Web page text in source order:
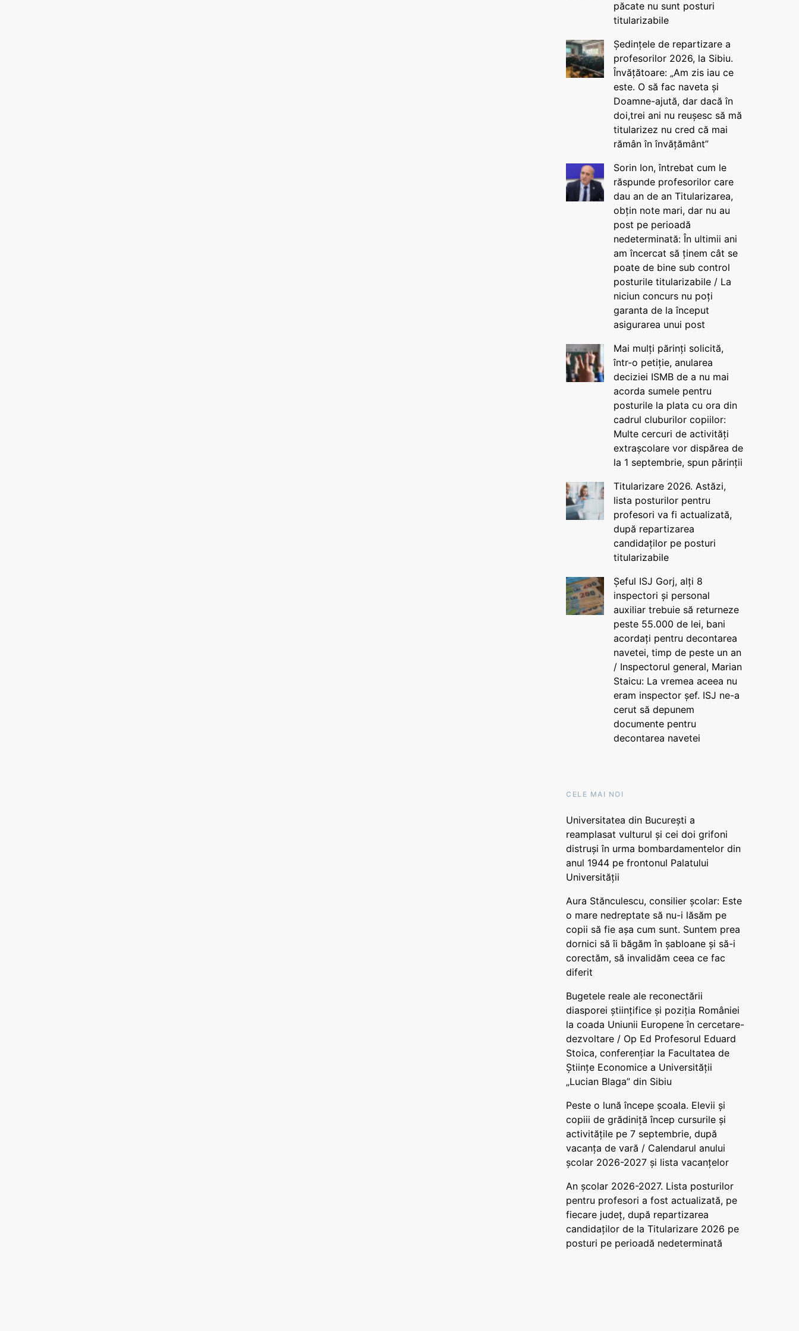
păcate nu sunt posturi
titularizabile
Ședințele de repartizare a
profesorilor 2026, la Sibiu.
Învățătoare: „Am zis iau ce
este. O să fac naveta și
Doamne-ajută, dar dacă în
doi,trei ani nu reușesc să mă
titularizez nu cred că mai
rămân în învățământ”
Sorin Ion, întrebat cum le
răspunde profesorilor care
dau an de an Titularizarea,
obțin note mari, dar nu au
post pe perioadă
nedeterminată: În ultimii ani
am încercat să ținem cât se
poate de bine sub control
posturile titularizabile / La
niciun concurs nu poți
garanta de la început
asigurarea unui post
Mai mulți părinți solicită,
într-o petiție, anularea
deciziei ISMB de a nu mai
acorda sumele pentru
posturile la plata cu ora din
cadrul cluburilor copiilor:
Multe cercuri de activități
extrașcolare vor dispărea de
la 1 septembrie, spun părinții
Titularizare 2026. Astăzi,
lista posturilor pentru
profesori va fi actualizată,
după repartizarea
candidaților pe posturi
titularizabile
Șeful ISJ Gorj, alți 8
inspectori și personal
auxiliar trebuie să returneze
peste 55.000 de lei, bani
acordați pentru decontarea
navetei, timp de peste un an
/ Inspectorul general, Marian
Staicu: La vremea aceea nu
eram inspector șef. ISJ ne-a
cerut să depunem
documente pentru
decontarea navetei
CELE MAI NOI
Universitatea din București a
reamplasat vulturul și cei doi grifoni
distruși în urma bombardamentelor din
anul 1944 pe frontonul Palatului
Universității
Aura Stănculescu, consilier școlar: Este
o mare nedreptate să nu-i lăsăm pe
copii să fie așa cum sunt. Suntem prea
dornici să îi băgăm în șabloane și să-i
corectăm, să invalidăm ceea ce fac
diferit
Bugetele reale ale reconectării
diasporei științifice și poziția României
la coada Uniunii Europene în cercetare-
dezvoltare / Op Ed Profesorul Eduard
Stoica, conferențiar la Facultatea de
Științe Economice a Universității
„Lucian Blaga” din Sibiu
Peste o lună începe școala. Elevii și
copiii de grădiniță încep cursurile și
activitățile pe 7 septembrie, după
vacanța de vară / Calendarul anului
școlar 2026-2027 și lista vacanțelor
An școlar 2026-2027. Lista posturilor
pentru profesori a fost actualizată, pe
fiecare județ, după repartizarea
candidaților de la Titularizare 2026 pe
posturi pe perioadă nedeterminată